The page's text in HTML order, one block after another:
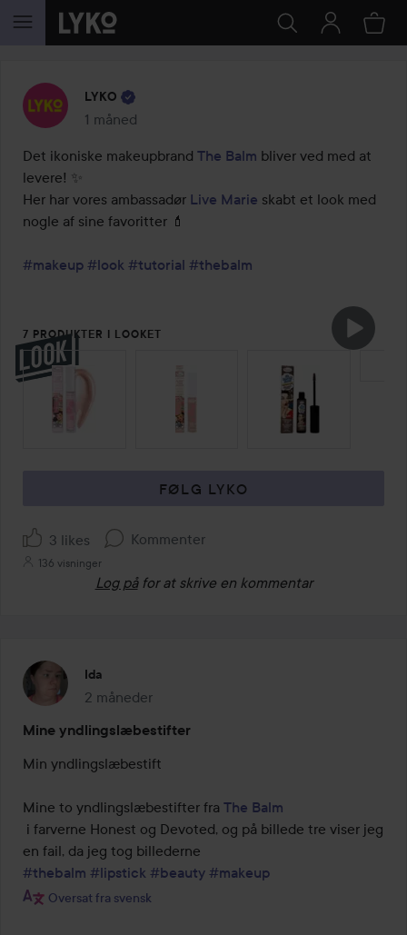
GÅ TIL INDHOLD
LYKO
1 måned
Posten blev oprettet 1 måned
Det ikoniske makeupbrand The Balm bliver ved med at
levere! ✨
Her har vores ambassadør Live Marie skabt et look med
nogle af sine favoritter 💄
#makeup #look #tutorial #thebalm
7 PRODUKTER I LOOKET
SPRING OVER SEKTIONEN
FØLG LYKO
3 likes Kommenter
136 visninger
Log på for at skrive en kommentar
Ida
2 måneder
Posten blev oprettet 2 måneder
Mine yndlingslæbestifter
Min yndlingslæbestift
Mine to yndlingslæbestifter fra The Balm
#thebalm #lipstick #beauty #makeup
Oversat fra svensk